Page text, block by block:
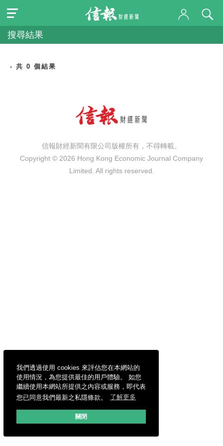
我們透過使用 cookies 來評估您在本網站的
使用情況，為您提供最佳的用戶體驗。 如您
繼續使用本網站所提供之內容或服務，即代表
您已同意我們最新之私隱條款。
了解更多
關閉
搜尋結果
- 共 0 個結果
信報財經新聞有限公司版權所有，不得轉載。
Copyright © 2026 Hong Kong Economic Journal Company
Limited. All rights reserved.